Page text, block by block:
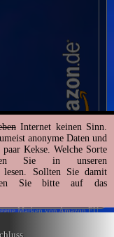
Marken von Amazon EU
Internet keinen Sinn.
anonyme Daten und
Kekse. Welche Sorte
Sie in unseren
lesen. Sollten Sie damit
Sie bitte auf das